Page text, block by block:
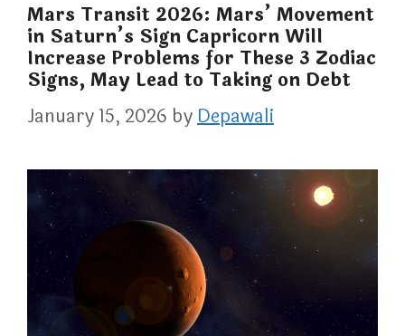
Mars Transit 2026: Mars’ Movement
in Saturn’s Sign Capricorn Will
Increase Problems for These 3 Zodiac
Signs, May Lead to Taking on Debt
January 15, 2026 byDepawali